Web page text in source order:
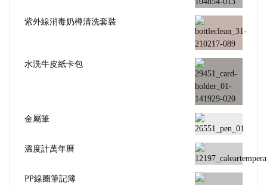
紫外線消毒奶樽清洗套裝
水洗牛皮紙卡包
金屬筆
溫度計萬年曆
PP線圈筆記簿